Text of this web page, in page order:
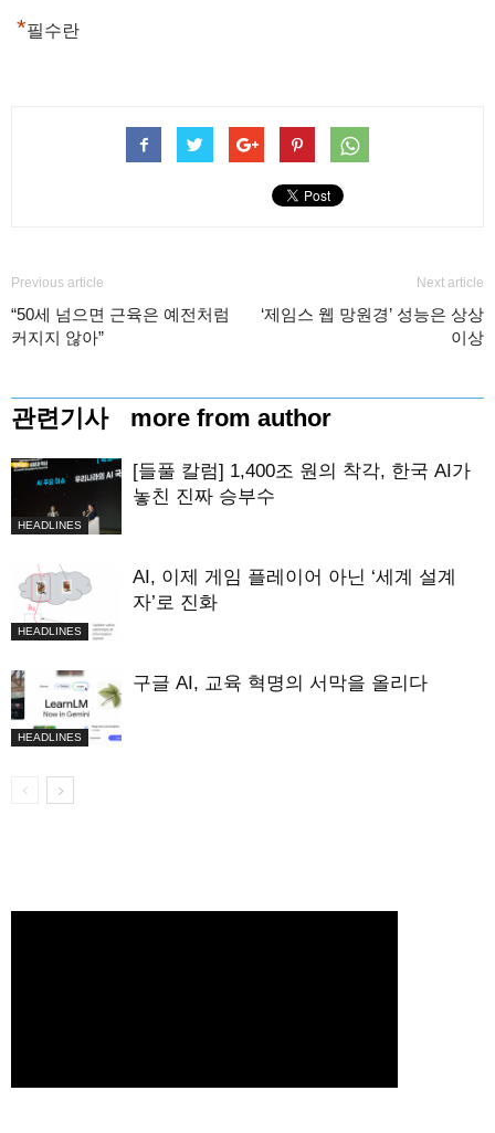
*필수란
Previous article
“50세 넘으면 근육은 예전처럼
커지지 않아”
Next article
‘제임스 웹 망원경’ 성능은 상상
이상
관련기사 more from author
HEADLINES
[들풀 칼럼] 1,400조 원의 착각, 한국 AI가
놓친 진짜 승부수
HEADLINES
AI, 이제 게임 플레이어 아닌 ‘세계 설계
자’로 진화
HEADLINES
구글 AI, 교육 혁명의 서막을 올리다